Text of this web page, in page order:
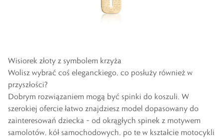
Wisiorek złoty z symbolem krzyża
Wolisz wybrać coś eleganckiego, co posłuży również w
przyszłości?
Dobrym rozwiązaniem mogą być spinki do koszuli. W
szerokiej ofercie łatwo znajdziesz model dopasowany do
zainteresowań dziecka – od okrągłych spinek z motywem
samolotów, kół samochodowych, po te w kształcie motocykli